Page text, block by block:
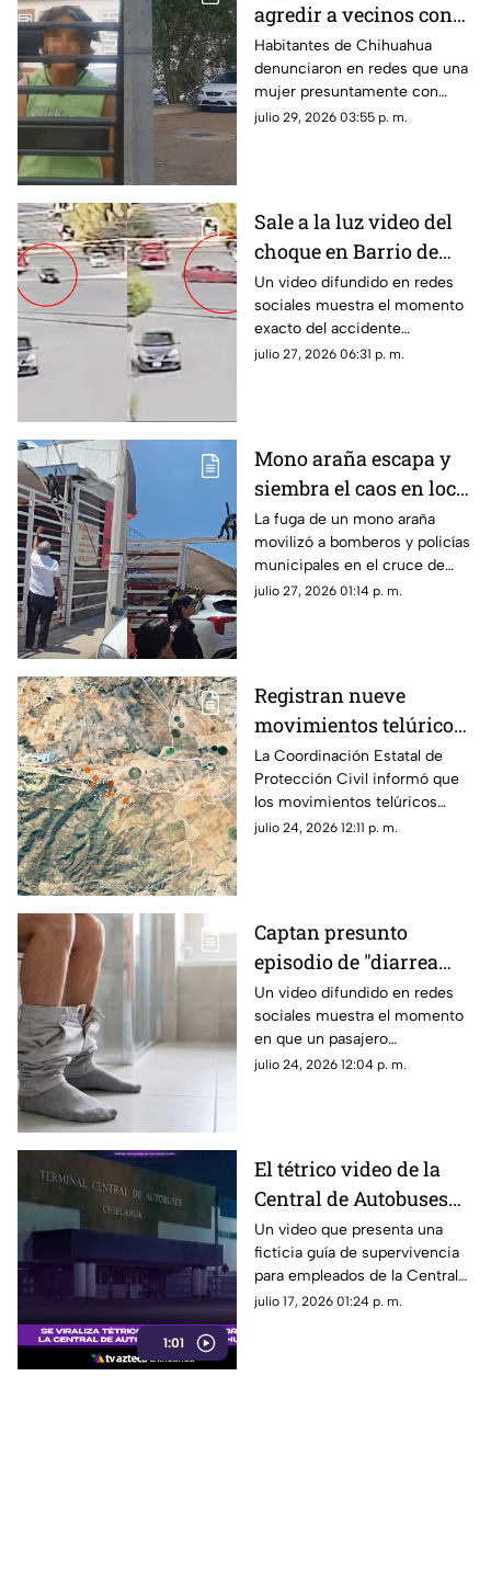
agredir a vecinos con
cuchillos en
Chihuahua; revelan
presunta condición
Habitantes de Chihuahua
denunciaron en redes que una
mujer presuntamente con
problemas de salud mental
julio 29, 2026 03:55 p. m.
Sale a la luz video del
choque en Barrio de
Londres donde murió
una mujer | VIDEO
Un video difundido en redes
sociales muestra el momento
exacto del accidente
registrado en la colonia Barrio
julio 27, 2026 06:31 p. m.
Mono araña escapa y
siembra el caos en local
de barbacoa en
Chihuahua | VIDEO
La fuga de un mono araña
movilizó a bomberos y policías
municipales en el cruce de
Ortiz Mena y Ahuehuete en
julio 27, 2026 01:14 p. m.
Registran nueve
movimientos telúricos
al sur de Chihuahua;
Protección Civil da
detalles
La Coordinación Estatal de
Protección Civil informó que
los movimientos telúricos
ocurrieron entre la noche del
julio 24, 2026 12:11 p. m.
Captan presunto
episodio de "diarrea
explosiva" en
transporte público;
video se viraliza
Un video difundido en redes
sociales muestra el momento
en que un pasajero
aparentemente sufrió un
julio 24, 2026 12:04 p. m.
1:01
El tétrico video de la
Central de Autobuses
de Chihuahua que
causa furor en redes
sociales
Un video que presenta una
ficticia guía de supervivencia
para empleados de la Central
de Autobuses de Chihuahua ha
julio 17, 2026 01:24 p. m.